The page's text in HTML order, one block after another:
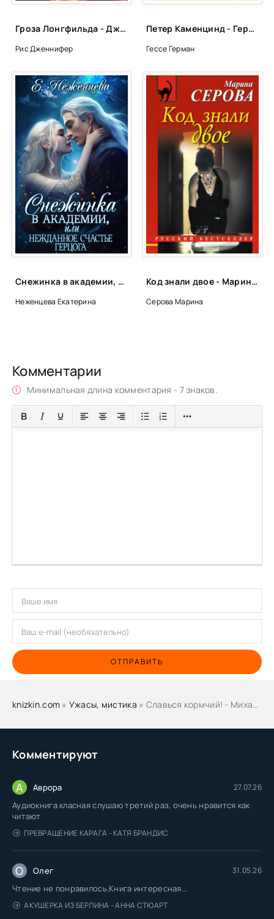
Комментируют
А Аврора 27.07.26
Аудиокнига класная слушаю третий раз, очень нравится как
читают
ПРЕВРАЩЕНИЕ КАРАГА - КАТЯ БРАНДИС
О Олег 31.05.26
Чтение не понравилось.Книга интересная...
АКУШЕРКА ИЗ БЕРЛИНА - АННА СТЮАРТ
Гроза Лонгфильда - Дженнифер Рис
Рис Дженнифер
Петер Каменцинд - Герман Гессе
Гессе Герман
Снежинка в академии, или Нежданное счастье герцога - Екатерина Неженцева
Неженцева Екатерина
Код знали двое - Марина Серова
Серова Марина
Комментарии
Минимальная длина комментария - 7 знаков.
ОТПРАВИТЬ
knizkin.com » Ужасы, мистика » Славься кормчий! - Михаил Шетько